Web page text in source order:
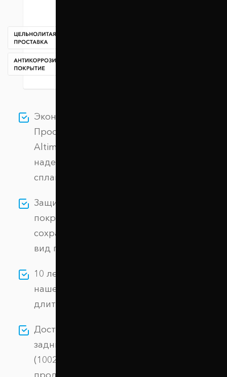
Экономия без потери качества: выбирая
Проставки задних пружин 30 мм Nissan
Altima (1002-15-020/30), вы получаете
надежное изделие из алюминиевого
сплава АК-12 по цене производителя.
Защита от коррозии: специальное
покрытие гарантирует долговечность и
сохраняет первоначальный внешний
вид проставок.
10 лет гарантии: мы уверены в качестве
нашей продукции и предоставляем
длительную гарантию.
Доступная цена: покупая Проставки
задних пружин 30 мм Nissan Altima
(1002-15-020/30) у нас, вы получаете